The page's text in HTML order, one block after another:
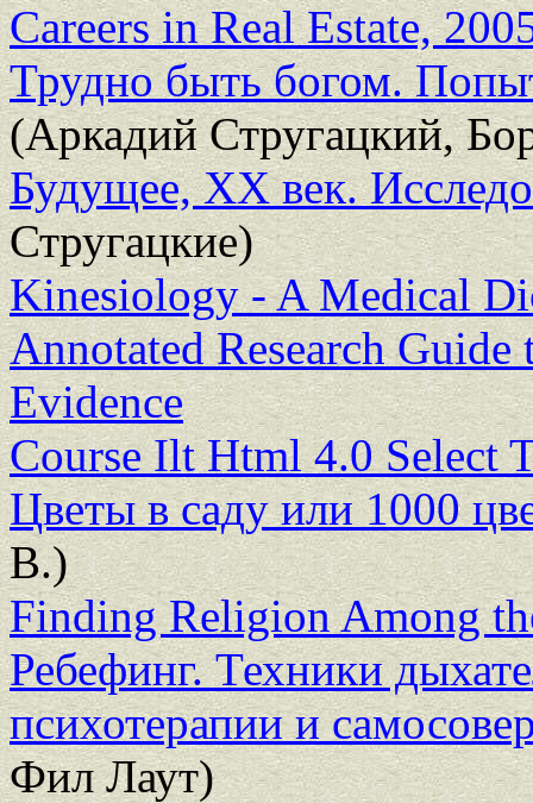
Careers in Real Estate,
Трудно быть богом.
(Аркадий Стругацкий,
Будущее, ХХ век.
Стругацкие)
Kinesiology - A Medical
Annotated Research Guide
Evidence
Course Ilt Html 4.0 Select
Цветы в саду или 1000
В.)
Finding Religion Among
Ребефинг. Техники
психотерапии и
Фил Лаут)